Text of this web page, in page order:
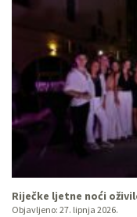
Riječke ljetne noći
Objavljeno: 27. lipnja 2026.